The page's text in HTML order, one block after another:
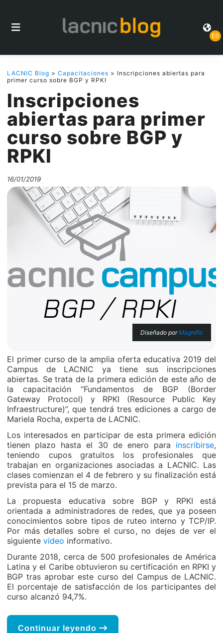
ES
LACNIC Blog > Capacitaciones > Inscripciones abiertas para
primer curso sobre BGP y RPKI
Inscripciones
abiertas para primer
curso sobre BGP y
RPKI
16/01/2019
Diseñado porMagnific
El primer curso de la amplia oferta educativa 2019 del
Campus de LACNIC ya tiene sus inscripciones
abiertas. Se trata de la primera edición de este año de
la capacitación “Fundamentos de BGP (Border
Gateway Protocol) y RPKI (Resource Public Key
Infraestructure)”, que tendrá tres ediciones a cargo de
Mariela Rocha, experta de LACNIC.
Los interesados en participar de esta primera edición
tienen plazo hasta el 30 de enero para inscribirse,
teniendo cupos gratuitos los profesionales que
trabajan en organizaciones asociadas a LACNIC. Las
clases comienzan el 4 de febrero y su finalización está
prevista para el 15 de marzo.
La propuesta educativa sobre BGP y RPKI está
orientada a administradores de redes, que ya poseen
conocimientos sobre tipos de ruteo interno y TCP/IP.
Por más detalles sobre el curso, no dejes de ver el
siguiente video informativo.
Durante 2018, cerca de 500 profesionales de América
Latina y el Caribe obtuvieron su certificación en RPKI y
BGP tras aprobar este curso del Campus de LACNIC.
El porcentaje de satisfacción de los participantes del
curso alcanzó 94,7%.
Continuar leyendo